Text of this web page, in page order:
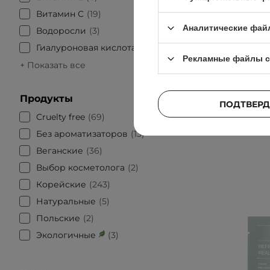
Витамин С 19
Водоросли
3
Гиалуроновая кислота
+ Показать все
Продукты
Cruelty free
69
Без ароматизаторов
13
Веганские
36
Выбор косметолога
2
Корейские
243
Натуральные
5
Польские
2
Экологичные
3
Аналитические
Рекламные файлы